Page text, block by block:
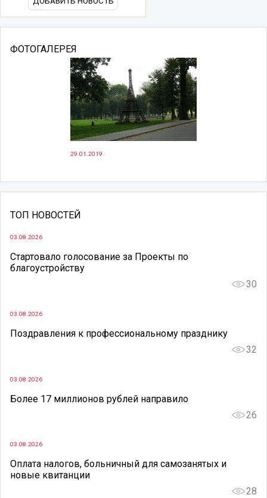
ФОТОГАЛЕРЕЯ
29.01.2019
ТОП НОВОСТЕЙ
03.08.2026
Стартовало голосование за Проекты по
благоустройству
30
03.08.2026
Поздравления к профессиональному празднику
32
03.08.2026
Более 17 миллионов рублей направило
26
03.08.2026
Оплата налогов, больничный для самозанятых и
новые квитанции
28